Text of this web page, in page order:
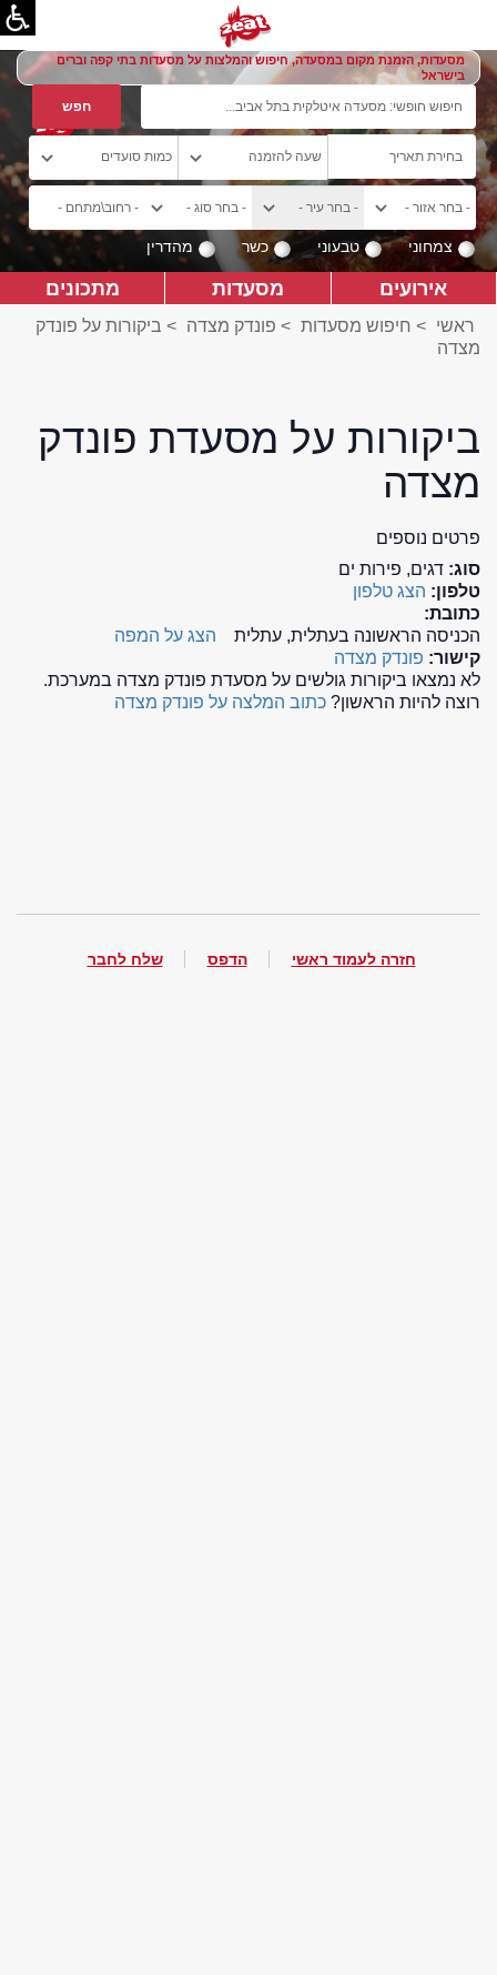
מסעדות, הזמנת מקום במסעדה, חיפוש והמלצות על מסעדות בתי קפה וברים
בישראל
צמחוני טבעוני כשר מהדרין
אירועים מסעדות מתכונים
ראשי > חיפוש מסעדות > פונדק מצדה > ביקורות על פונדק
מצדה
ביקורות על מסעדת פונדק
מצדה
פרטים נוספים
סוג: דגים, פירות ים
טלפון: הצג טלפון
כתובת:
הכניסה הראשונה בעתלית, עתלית
הצג על המפה
קישור: פונדק מצדה
לא נמצאו ביקורות גולשים על מסעדת פונדק מצדה במערכת.
רוצה להיות הראשון? כתוב המלצה על פונדק מצדה
חזרה לעמוד ראשי הדפס שלח לחבר